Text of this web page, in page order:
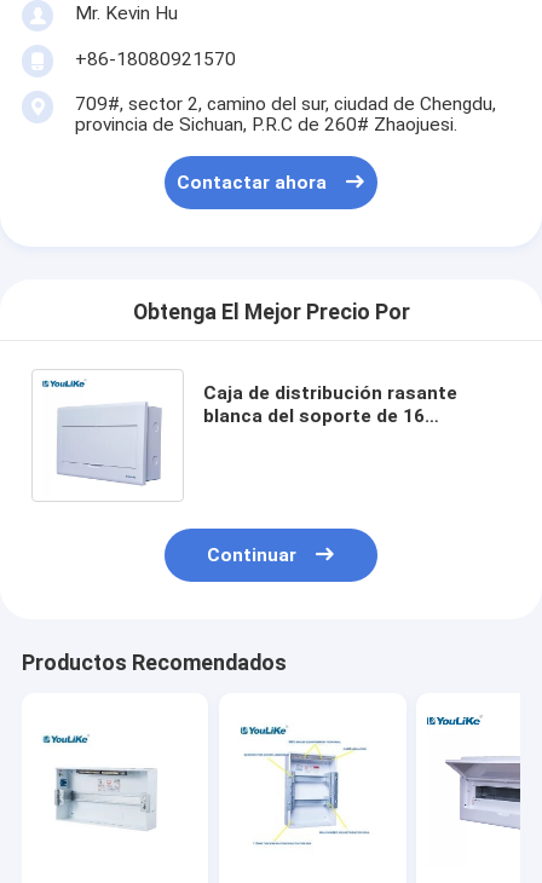
Mr. Kevin Hu
+86-18080921570
709#, sector 2, camino del sur, ciudad de Chengdu,
provincia de Sichuan, P.R.C de 260# Zhaojuesi.
Contactar ahora
Obtenga El Mejor Precio Por
Caja de distribución rasante
blanca del soporte de 16
Continuar
Productos Recomendados